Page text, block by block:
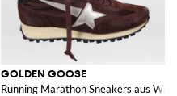
GOLDEN GOOSE
Running Marathon Sneakers aus